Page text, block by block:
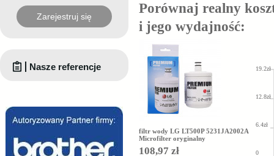
Porównaj realny
i jego wydajność:
filtr wody LG LT500P 5231JA2002A
Microfilter oryginalny
108,97 zł
19.2zł
12.8zł
6.4zł
0
Zarejestruj się
Nasze referencje